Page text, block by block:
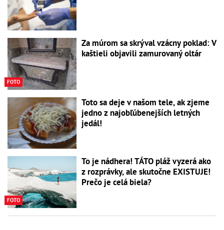
FOTO
Za múrom sa skrýval vzácny poklad: V
kaštieli objavili zamurovaný oltár
Toto sa deje v našom tele, ak zjeme
jedno z najobľúbenejších letných
jedál!
FOTO
To je nádhera! TÁTO pláž vyzerá ako
z rozprávky, ale skutočne EXISTUJE!
Prečo je celá biela?